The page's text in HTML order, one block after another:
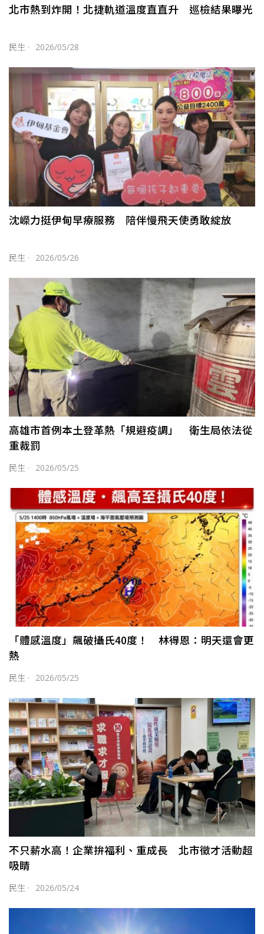
北市熱到炸開！北捷軌道溫度直直升 巡檢結果曝光
民生 · 2026/05/28
沈嶸力挺伊甸早療服務 陪伴慢飛天使勇敢綻放
民生 · 2026/05/26
高雄市首例本土登革熱「規避疫調」 衛生局依法從
重裁罰
民生 · 2026/05/25
「體感溫度」飆破攝氏40度！ 林得恩：明天還會更
熱
民生 · 2026/05/25
不只薪水高！企業拚福利、重成長 北市徵才活動超
吸睛
民生 · 2026/05/24